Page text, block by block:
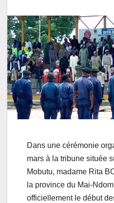
Dans une cérémonie
mars à la tribune située
Mobutu, madame Rita
la province du Mai-
officiellement le début